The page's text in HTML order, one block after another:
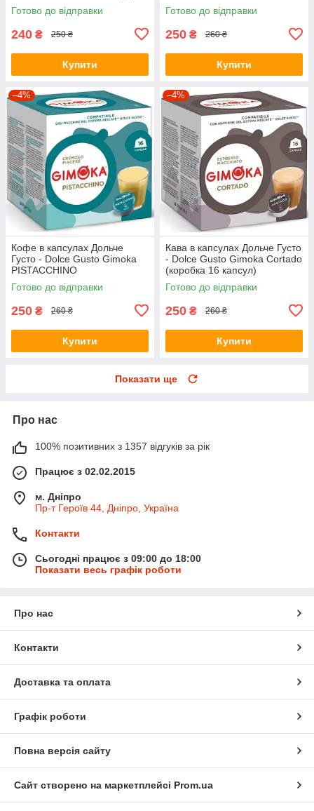
Готово до відправки
240 ₴ 250 ₴
Купити
Готово до відправки
250 ₴ 260 ₴
Купити
–4%
Кофе в капсулах Дольче
Густо - Dolce Gusto Gimoka
PISTACCHINO
Готово до відправки
250 ₴ 260 ₴
Купити
–4%
Кава в капсулах Дольче Густо
- Dolce Gusto Gimoka Cortado
(коробка 16 капсул)
Готово до відправки
250 ₴ 260 ₴
Купити
Показати ще
Про нас
100% позитивних з 1357 відгуків за рік
Працює з 02.02.2015
м. Дніпро
Пр-т Героїв 44, Дніпро, Україна
Контакти
Сьогодні працює з 09:00 до 18:00
Показати весь графік роботи
Про нас
Контакти
Доставка та оплата
Графік роботи
Повна версія сайту
Сайт створено на маркетплейсі Prom.ua